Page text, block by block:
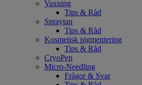
Vaxning
Tips & Råd
Spraytan
Tips & Råd
Kosmetisk pigmentering
Tips & Råd
CryoPen
Micro-Needling
Frågor & Svar